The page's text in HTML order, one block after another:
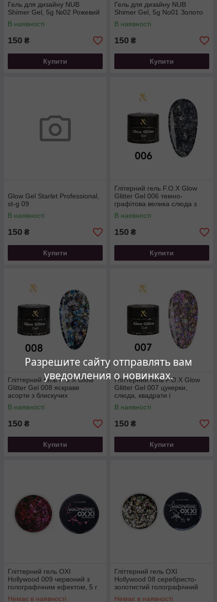
Разрешите сайту отправлять вам
уведомления о новинках.
Гель для дизайну NUB
Shimer Gel, 5g №02 Рожевий
В наявності
150 ₴
Купити
Гель для дизайну NUB
Shimer Gel, 5g No01 Золото
В наявності
150 ₴
Купити
Glow Gel Starlet Professional,
st-g 09
В наявності
150 ₴
Купити
Глітерний гель F.O.X Glow
Glitter Gel 006 темно-
графітова велика слюда з
дрібними блискітками, 5 мл
В наявності
150 ₴
Купити
Гліттерний гель F.O.X Glow
Glitter Gel 008 яскраве
асорти з блискучих
голографічних шестикутно
В наявності
150 ₴
Купити
Гліттерний гель F.O.X Glow
Glitter Gel 007 цукерки,
слюда, квадрати і
шестикутники, 5 мл
В наявності
150 ₴
Купити
Гліттерний гель OXI
Hollywood 009 червоний з
голографічним ефектом, 5 г
Немає в наявності
Гліттерний гель OXI
Hollywood 08 серебристо-
золотистий голографічний
мікс, 5 г
Немає в наявності